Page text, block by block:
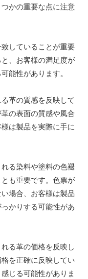
かの重要な点に注意
していることが重要
、お客様の満足度が
能性があります。
革の質感を反映して
の表面の質感や風合
は製品を実際に手に
る染料や塗料の色褪
も重要です。色票が
場合、お客様は製品
かりする可能性があ
る革の価格を反映し
を正確に反映してい
じる可能性がありま